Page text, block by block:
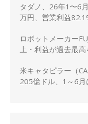
タダノ、26年1〜6
万円、営業利益
ロボットメーカー
上・利益が過去最
米キャタピラー（
205億ドル、1～6